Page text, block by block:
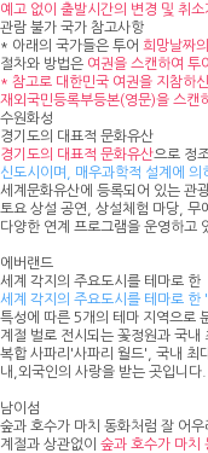
예고 없이 출발시간의 변경 및 취소
관람 불가 국가 참고사항
* 아래의 국가들은 투어 희망날짜
절차와 방법은 여권을 스캔하여 투
* 참고로 대한민국 여권을 지참하
재외국민등록부등본(영문)을 스캔
수원화성
경기도의 대표적 문화유산
경기도의 대표적 문화유산으로 정
신도시이며, 매우과학적 설계에 의
세계문화유산에 등록되어 있는 관
토요 상설 공연, 상설체험 마당, 무
다양한 연계 프로그램을 운영하고
에버랜드
세계 각지의 주요도시를 테마로 한
세계 각지의 주요도시를 테마로
특성에 따른 5개의 테마 지역으로
계절 벌로 전시되는 꽃정원과 국
복합 사파리'사파리 월드', 국내 최
내,외국인의 사랑을 받는 곳입니다.
남이섬
숲과 호수가 마치 동화처럼 잘 어우
계절과 상관없이 숲과 호수가 마치